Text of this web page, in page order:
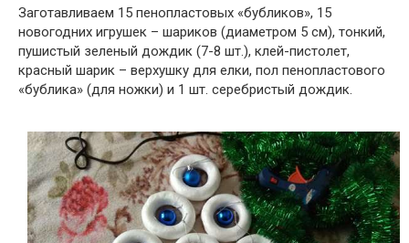
Заготавливаем 15 пенопластовых «бубликов», 15
новогодних игрушек – шариков (диаметром 5 см), тонкий,
пушистый зеленый дождик (7-8 шт.), клей-пистолет,
красный шарик – верхушку для елки, пол пенопластового
«бублика» (для ножки) и 1 шт. серебристый дождик.